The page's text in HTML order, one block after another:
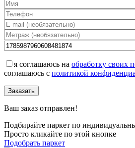
я соглашаюсь на обработку своих
соглашаюсь с политикой
Заказать
Ваш заказ отправлен!
Подбирайте паркет по
Просто кликайте по этой кнопке
Подобрать паркет